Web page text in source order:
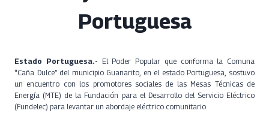
Portuguesa
Estado Portuguesa.- El Poder Popular que conforma la Comuna
“Caña Dulce” del municipio Guanarito, en el estado Portuguesa, sostuvo
un encuentro con los promotores sociales de las Mesas Técnicas de
Energía (MTE) de la Fundación para el Desarrollo del Servicio Eléctrico
(Fundelec) para levantar un abordaje eléctrico comunitario.